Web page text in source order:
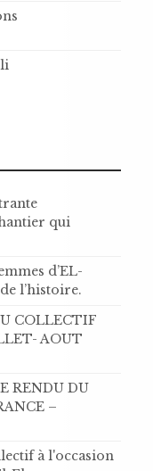
qui
d’EL-
l’histoire .
COLLECTIF
AOUT
RENDU DU
–
à l'occasion